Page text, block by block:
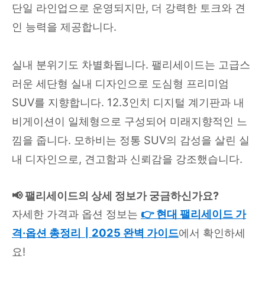
단일 라인업으로 운영되지만, 더 강력한 토크와 견
인 능력을 제공합니다.
실내 분위기도 차별화됩니다. 팰리세이드는 고급스
러운 세단형 실내 디자인으로 도심형 프리미엄
SUV를 지향합니다. 12.3인치 디지털 계기판과 내
비게이션이 일체형으로 구성되어 미래지향적인 느
낌을 줍니다. 모하비는 정통 SUV의 감성을 살린 실
내 디자인으로, 견고함과 신뢰감을 강조했습니다.
📢 팰리세이드의 상세 정보가 궁금하신가요?
자세한 가격과 옵션 정보는 👉 현대 팰리세이드 가
격·옵션 총정리┃2025 완벽 가이드에서 확인하세
요!